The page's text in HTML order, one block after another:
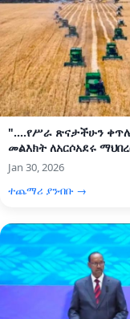
"....የሥራ ጽናታችሁን
መልእክት ለአርሶአደሩ
Jan 30, 2026
ተጨማሪ ያንብቡ →